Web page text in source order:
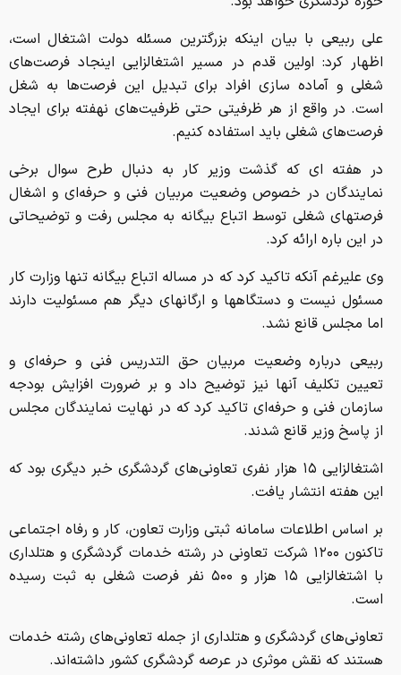
نمایندگان در خصوص وضعیت مربیان فنی و حرفه‌ای و اشغال
فرصتهای شغلی توسط اتباع بیگانه به مجلس رفت و توضیحاتی
در این باره ارائه کرد.
وی علیرغم آنکه تاکید کرد که در مساله اتباع بیگانه تنها وزارت کار
اما مجلس قانع نشد.
ربیعی درباره وضعیت مربیان حق التدریس فنی و حرفه‌ای و
تعیین تکلیف آنها نیز توضیح داد و بر ضرورت افزایش بودجه
از پاسخ وزیر قانع شدند.
اشتغالزایی ۱۵ هزار نفری تعاونی‌های گردشگری خبر دیگری بود که
بر اساس اطلاعات سامانه ثبتی وزارت تعاون، کار و رفاه اجتماعی
تاکنون ۱۲۰۰ شرکت تعاونی در رشته خدمات گردشگری و هتلداری
تعاونی‌های گردشگری و هتلداری از جمله تعاونی‌های رشته خدمات
بنابر این گزارش، استانهای مازندران و گیلان به ترتیب با ۱۹۴ و
۱۱۱ تعاونی گردشگری وهتلداری بیشترین تعداد ثبت تعاونی‌ را در
بین استانها به خود اختصاص داده اند.
این هفته قائم مقام وزیر تعاون،کار و رفاه اجتماعی در گردهمایی
مهارت افزایی و اشتغال کارکنان وظیفه نیروهای مسلح در کرج، از